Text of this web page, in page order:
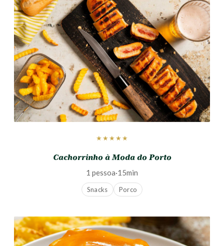
★★★★★
Cachorrinho à Moda do Porto
1 pessoa·15min
Snacks Porco